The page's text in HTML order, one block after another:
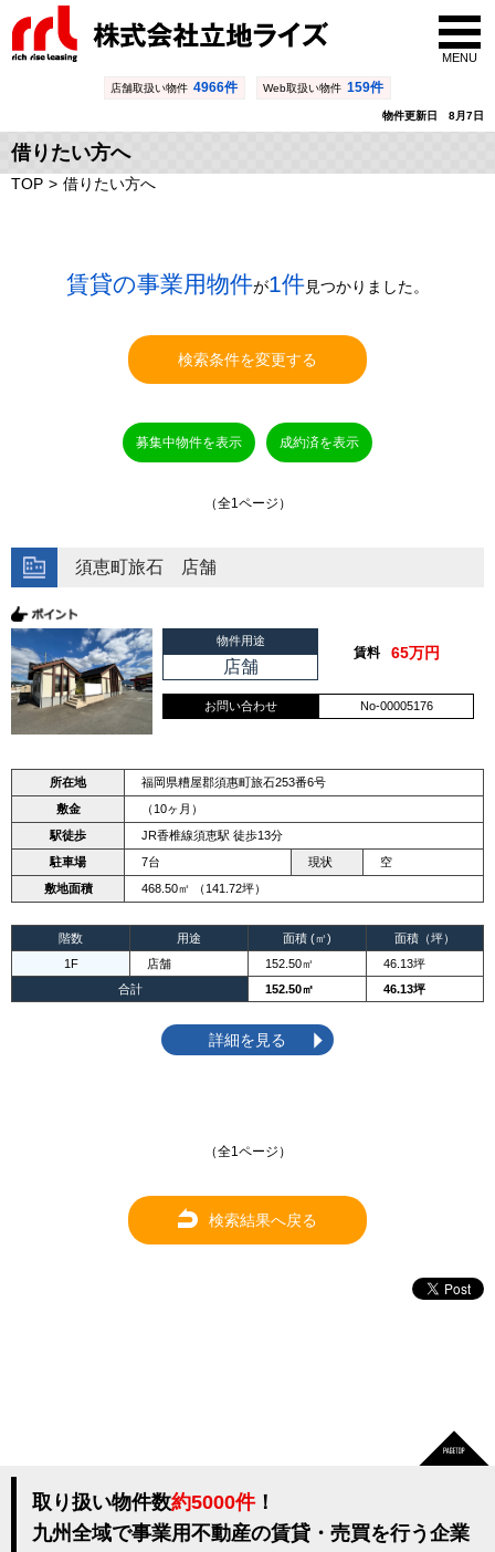
店舗取扱い物件 4966件 Web取扱い物件 159件
物件更新日 8月7日
MENU
借りたい方へ
TOP 借りたい方へ
賃貸の事業用物件が1件見つかりました。
検索条件を変更する
募集中物件を表示 成約済を表示
（全1ページ）
須恵町旅石 店舗
物件用途
店舗
賃料 65万円
お問い合わせ No-00005176
所在地
福岡県糟屋郡須惠町旅石253番6号
敷金
（10ヶ月）
駅徒歩
JR香椎線須恵駅 徒歩13分
駐車場
7台 現状
空
敷地面積
468.50㎡ （141.72坪）
階数 用途 面積 (㎡)
面積（坪）
1F
店舗 152.50㎡
46.13坪
合計
152.50㎡ 46.13坪
詳細を見る
（全1ページ）
検索結果へ戻る
取り扱い物件数約5000件！
九州全域で事業用不動産の賃貸・売買を行う企業